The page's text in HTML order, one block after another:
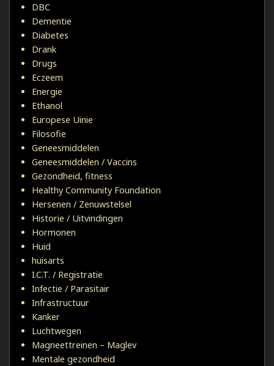
DBC
Dementie
Diabetes
Drank
Drugs
Eczeem
Energie
Ethanol
Europese Uinie
Filosofie
Geneesmiddelen
Geneesmiddelen / Vaccins
Gezondheid, fitness
Healthy Community Foundation
Hersenen / Zenuwstelsel
Historie / Uitvindingen
Hormonen
Huid
huisarts
I.C.T. / Registratie
Infectie / Parasitair
Infrastructuur
Kanker
Luchtwegen
Magneettreinen – Maglev
Mentale gezondheid